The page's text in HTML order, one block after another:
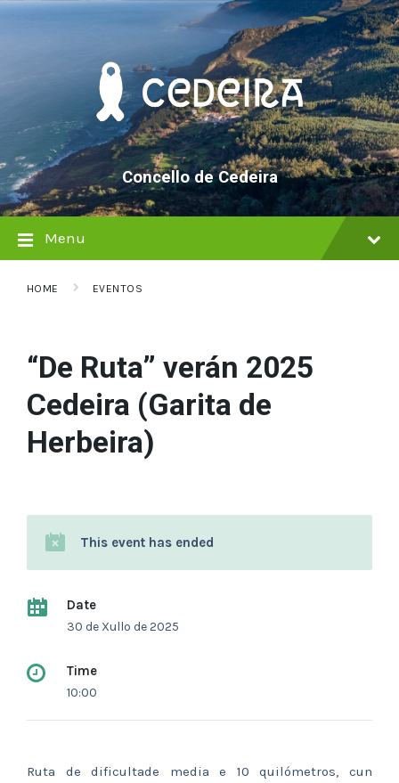
Skip
Skip
Skip
Concello de Cedeira
Menu
HOME EVENTOS
“De Ruta” verán 2025
Cedeira (Garita de
Herbeira)
This event has ended
Date
30 de Xullo de 2025
Time
10:00
Ruta de dificultade media e 10 quilómetros, cun